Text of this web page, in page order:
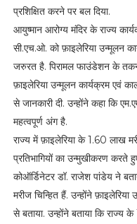
प्रशिक्षित करने पर बल दिया.
आयुष्मान आरोग्य मंदिर के राज्य
सी.एच.ओ. को फ़ाइलेरिया उन्मूलन
जरुरत है. पिरामल फाउंडेशन के
फ़ाइलेरिया उन्मूलन कार्यक्रम एवं
से जानकारी दी. उन्होंने कहा कि
महत्वपूर्ण अंग है.
राज्य में फ़ाइलेरिया के 1.60 लाख
प्रतिभागियों का उन्मुखीकरण करते
कोऑर्डिनेटर डॉ. राजेश पांडेय ने
मरीज चिन्हित हैं. उन्होंने
से बताया. उन्होंने बताया कि राज्य